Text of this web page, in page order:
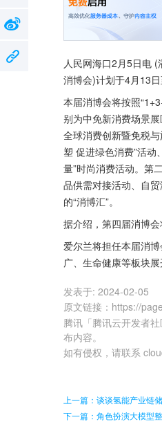
人民网海口2月5日电
消博会)计划于4月13日
本届消博会将按照
别为中免新消费场景
全球消费创新暨免税
塑 促进绿色消费”活
量”时尚消费活动。第
品供需对接活动、自
的“消博汇”。
据介绍，第四届消博
爱尔兰将担任本届消
广、生命健康等板块展
发表于: 2024-02-05
原文链接 ： https://
腾讯「腾讯云开发者
布内容。
如有侵权，请联系
上一篇：谈谈氢能产业链
下一篇：角色扮演大模型